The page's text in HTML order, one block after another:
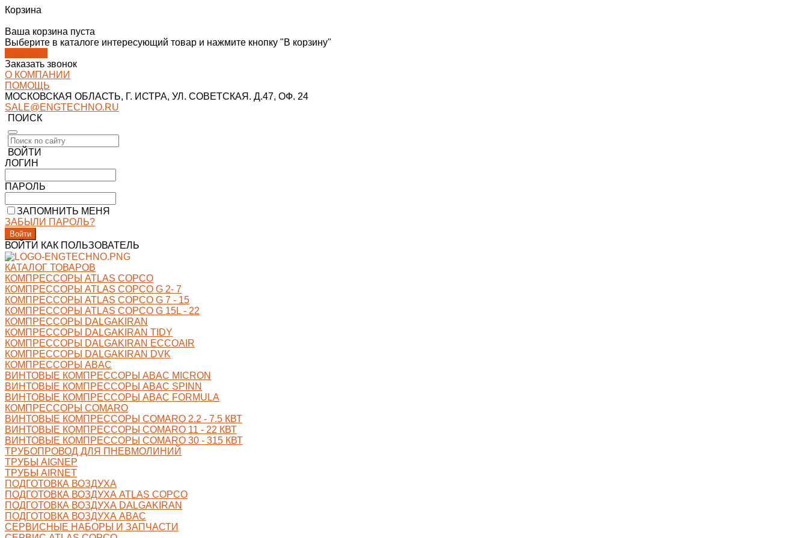
Корзина
Ваша корзина пуста
Выберите в каталоге интересующий товар и нажмите кнопку "В корзину"
Заказать звонок
О КОМПАНИИ
ПОМОЩЬ
МОСКОВСКАЯ ОБЛАСТЬ, Г. ИСТРА, УЛ. СОВЕТСКАЯ. Д.47, ОФ. 24
SALE@ENGTECHNO.RU
ПОИСК
ВОЙТИ
ЛОГИН
ПАРОЛЬ
ЗАПОМНИТЬ МЕНЯ
ЗАБЫЛИ ПАРОЛЬ?
ВОЙТИ КАК ПОЛЬЗОВАТЕЛЬ
КАТАЛОГ ТОВАРОВ
КОМПРЕССОРЫ ATLAS COPCO
КОМПРЕССОРЫ ATLAS COPCO G 2- 7
КОМПРЕССОРЫ ATLAS COPCO G 7 - 15
КОМПРЕССОРЫ ATLAS COPCO G 15L - 22
КОМПРЕССОРЫ DALGAKIRAN
КОМПРЕССОРЫ DALGAKIRAN TIDY
КОМПРЕССОРЫ DALGAKIRAN ECCOAIR
КОМПРЕССОРЫ DALGAKIRAN DVK
КОМПРЕССОРЫ ABAC
ВИНТОВЫЕ КОМПРЕССОРЫ ABAC MICRON
ВИНТОВЫЕ КОМПРЕССОРЫ ABAC SPINN
ВИНТОВЫЕ КОМПРЕССОРЫ ABAC FORMULA
КОМПРЕССОРЫ COMARO
ВИНТОВЫЕ КОМПРЕССОРЫ COMARO 2.2 - 7.5 КВТ
ВИНТОВЫЕ КОМПРЕССОРЫ COMARO 11 - 22 КВТ
ВИНТОВЫЕ КОМПРЕССОРЫ COMARO 30 - 315 КВТ
ТРУБОПРОВОД ДЛЯ ПНЕВМОЛИНИЙ
ТРУБЫ AIGNEP
ТРУБЫ AIRNET
ПОДГОТОВКА ВОЗДУХА
ПОДГОТОВКА ВОЗДУХА ATLAS COPCO
ПОДГОТОВКА ВОЗДУХА DALGAKIRAN
ПОДГОТОВКА ВОЗДУХА ABAC
СЕРВИСНЫЕ НАБОРЫ И ЗАПЧАСТИ